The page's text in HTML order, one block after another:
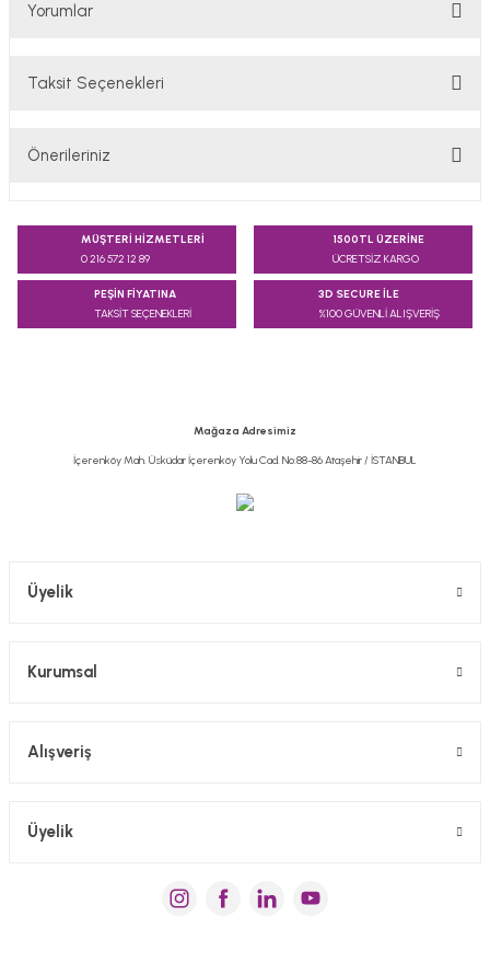
Yorumlar
Taksit Seçenekleri
Önerileriniz
konularda yetersiz gördüğünüz noktaları öneri formunu
kullanarak tarafımıza iletebilirsiniz.
Ürün resmi kalitesiz, bozuk veya görüntülenemiyor.
MÜŞTERİ HİZMETLERİ
0 216 572 12 89
1500TL ÜZERİNE
ÜCRETSİZ KARGO
PEŞİN FİYATINA
TAKSİT SEÇENEKLERİ
3D SECURE İLE
%100 GÜVENLİ ALIŞVERİŞ
Mağaza Adresimiz
İçerenköy Mah. Üsküdar İçerenköy Yolu Cad. No:88-86 Ataşehir / İSTANBUL
Üyelik
Kurumsal
Alışveriş
Üyelik